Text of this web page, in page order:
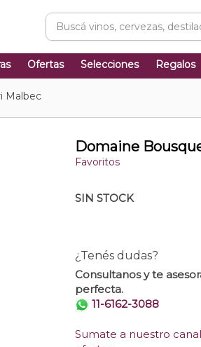
Ofertas Selecciones Regalos
Malbec
Domaine
Favoritos
SIN STOCK
¿Tenés dudas?
Consultanos y te
perfecta.
11-6162-3088
Sumate a nuestro